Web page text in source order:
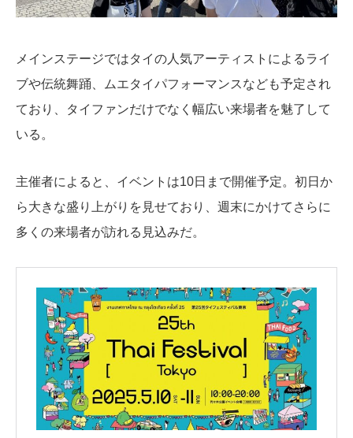
メインステージではタイの人気アーティストによるライ
ブや伝統舞踊、ムエタイパフォーマンスなども予定され
ており、タイファンだけでなく幅広い来場者を魅了して
いる。
主催者によると、イベントは10日まで開催予定。初日か
ら大きな盛り上がりを見せており、週末にかけてさらに
多くの来場者が訪れる見込みだ。